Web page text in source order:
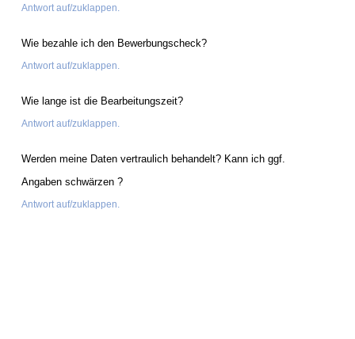
Antwort auf/zuklappen.
Wie bezahle ich den Bewerbungscheck?
Antwort auf/zuklappen.
Wie lange ist die Bearbeitungszeit?
Antwort auf/zuklappen.
Werden meine Daten vertraulich behandelt? Kann ich ggf.
Angaben schwärzen ?
Antwort auf/zuklappen.